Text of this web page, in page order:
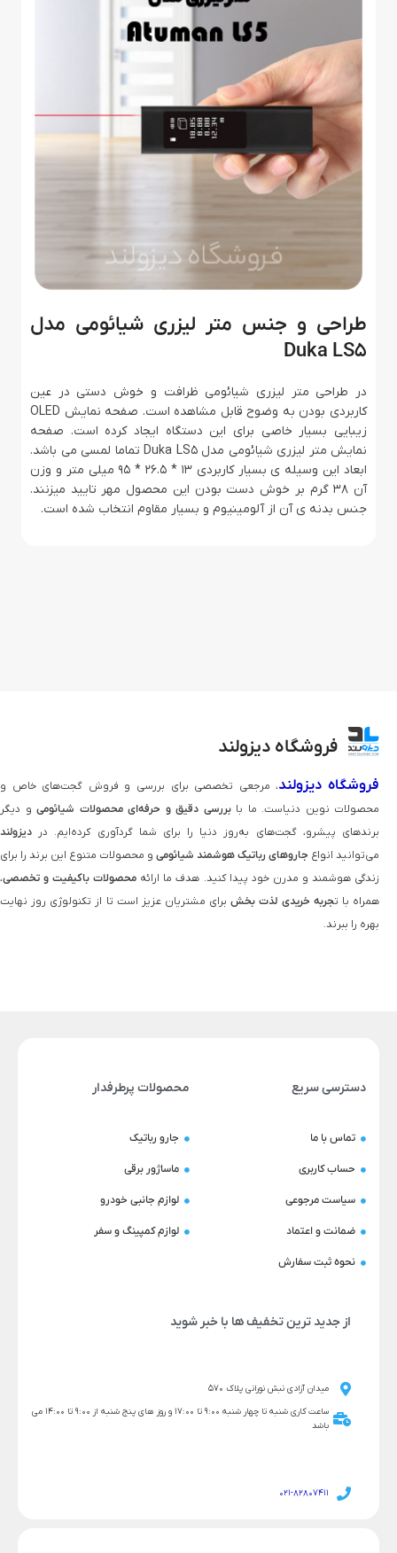
طراحی و جنس متر لیزری شیائومی مدل
Duka LS5
در طراحی متر لیزری شیائومی ظرافت و خوش دستی در عین
کاربردی بودن به وضوح قابل مشاهده است. صفحه نمایش OLED
زیبایی بسیار خاصی برای این دستگاه ایجاد کرده است. صفحه
نمایش متر لیزری شیائومی مدل Duka LS5 تماما لمسی می باشد.
ابعاد این وسیله ی بسیار کاربردی 13 * 26.5 * 95 میلی متر و وزن
آن 38 گرم بر خوش دست بودن این محصول مهر تایید میزنند.
جنس بدنه ی آن از آلومینیوم و بسیار مقاوم انتخاب شده است.
فروشگاه دیزولند
فروشگاه دیزولند، مرجعی تخصصی برای بررسی و فروش گجت‌های خاص و
محصولات نوین دنیاست. ما بابررسی دقیق و حرفه‌ای محصولات شیائومی و دیگر
برندهای پیشرو، گجت‌های به‌روز دنیا را برای شما گردآوری کرده‌ایم. در دیزولند
می‌توانید انواع جاروهای رباتیک هوشمند شیائومی و محصولات متنوع این برند را برای
زندگی هوشمند و مدرن خود پیدا کنید. هدف ما ارائه محصولات باکیفیت و تخصصی،
همراه با تجربه خریدی لذت‌ بخشبرای مشتریان عزیز است تا از تکنولوژی روز نهایت
بهره را ببرند.
دسترسی سریع
تماس با ما
حساب کاربری
سیاست مرجوعی
ضمانت و اعتماد
نحوه ثبت سفارش
محصولات پرطرفدار
جارو رباتیک
ماساژور برقی
لوازم جانبی خودرو
لوازم کمپینگ و سفر
از جدید ترین تخفیف ها با خبر شوید
میدان آزادی نبش نورانی پلاک 570
ساعت کاری شنبه تا چهار شنبه 9:00 تا 17:00 و روز های پنج شنبه از 9:00 تا 14:00 می
باشد
021-82807411